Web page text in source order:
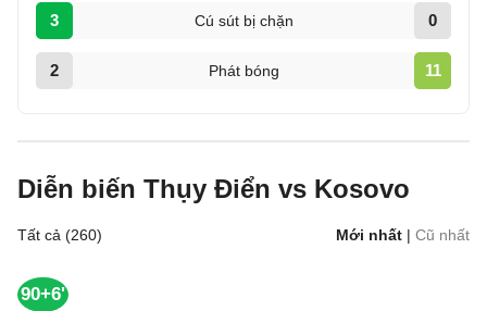
3 Cú sút bị chặn 0
2 Phát bóng 11
Diễn biến Thụy Điển vs Kosovo
Tất cả (260) Mới nhất | Cũ nhất
90+6'